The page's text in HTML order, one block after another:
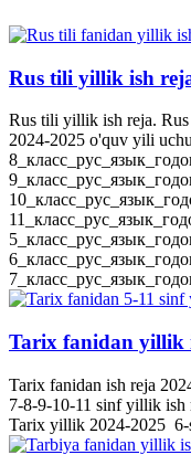
Rus tili yillik ish
Rus tili yillik ish reja.
2024-2025 o'quv yili
Tarix fanidan yillik
Tarix fanidan ish reja
7-8-9-10-11 sinf yillik ish
Tarix yillik 2024-2025